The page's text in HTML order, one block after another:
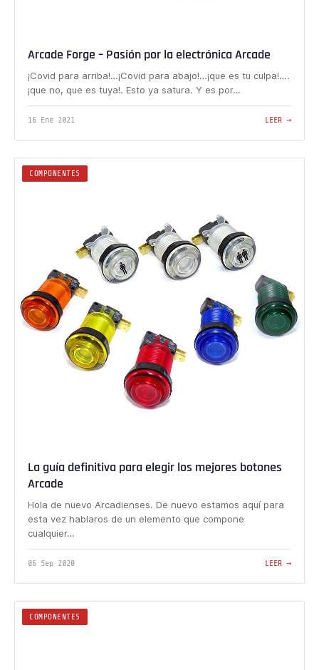
Arcade Forge – Pasión por la electrónica Arcade
¡Covid para arriba!…¡Covid para abajo!…¡que es tu culpa!….
¡que no, que es tuya!. Esto ya satura. Y es por…
16 Ene 2021 LEER →
COMPONENTES
La guía definitiva para elegir los mejores botones
Arcade
Hola de nuevo Arcadienses. De nuevo estamos aquí para
esta vez hablaros de un elemento que compone
cualquier…
06 Sep 2020 LEER →
COMPONENTES